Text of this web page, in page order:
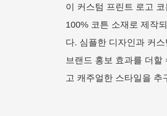
이 커스텀 프린트 로고
100% 코튼 소재로 제작
다. 심플한 디자인과 커
브랜드 홍보 효과를 더
고 캐주얼한 스타일을